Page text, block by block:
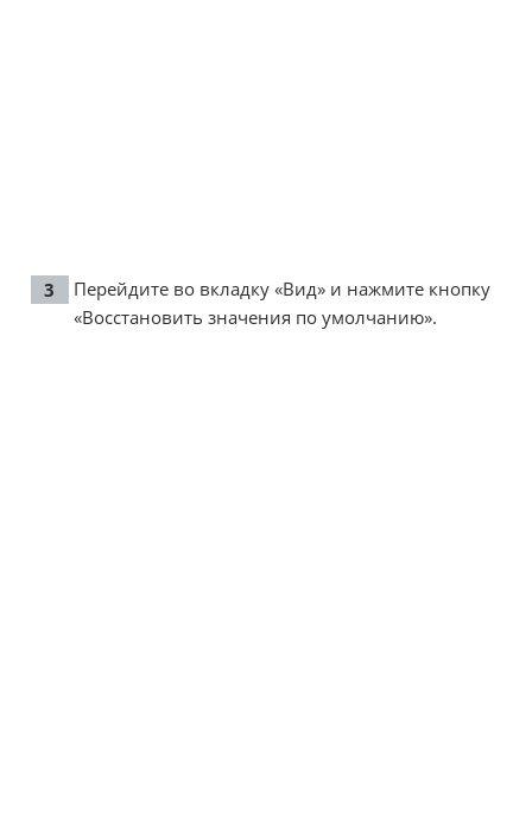
Перейдите во вкладку «Вид» и нажмите кнопку
«Восстановить значения по умолчанию».